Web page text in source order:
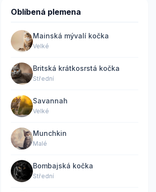
Oblíbená plemena
Mainská mývalí kočka
Velké
Britská krátkosrstá kočka
Střední
Savannah
Velké
Munchkin
Malé
Bombajská kočka
Střední